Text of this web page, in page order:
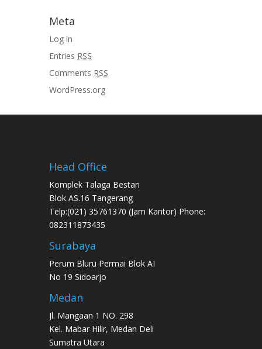
Meta
Log in
Entries RSS
Comments RSS
WordPress.org
Head Office
Komplek Talaga Bestari
Blok AS.16 Tangerang
Telp:(021) 35761370 (Jam Kantor) Phone:
082311873435
Surabaya
Perum Bluru Permai Blok AI
No 19 Sidoarjo
Medan
Jl. Mangaan 1 NO. 298
Kel. Mabar Hilir, Medan Deli
Sumatra Utara